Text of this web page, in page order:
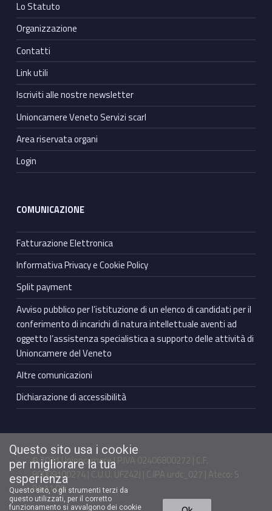
Lo Statuto
Organizzazione
Contatti
Link utili
Iscriviti alle nostre newsletter
Unioncamere Veneto Servizi scarl
Area riservata organi
Login
COMUNICAZIONE
Fatturazione Elettronica
Informativa Privacy e Cookie Policy
Split payment
Avviso pubblico per l’istituzione di un elenco di candidati per il
conferimento di incarichi di natura intellettuale aventi ad
oggetto l’assistenza specialistica a supporto delle attività di
Unioncamere del Veneto
Altre comunicazioni
Dichiarazione di accessibilità
© 2021 Unioncamere | P.IVA 02406800272 | C.F.
80009100274 | C.U.U. UFZ42J | C.IPA urdc_027 | Ateco: S
94.11.00
Questo sito usa i cookie
per migliorare la tua
esperienza
Questo sito, o gli strumenti terzi da
questo utilizzati, per il corretto
funzionamento si avvalgono dei cookie